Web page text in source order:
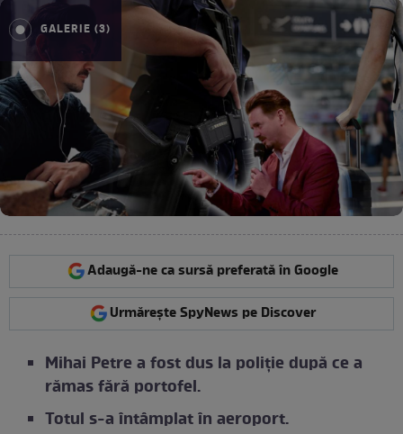
GALERIE (3)
Adaugă-ne ca sursă preferată în Google
Urmărește SpyNews pe Discover
Mihai Petre a fost dus la poliție după ce a
rămas fără portofel.
Totul s-a întâmplat în aeroport.